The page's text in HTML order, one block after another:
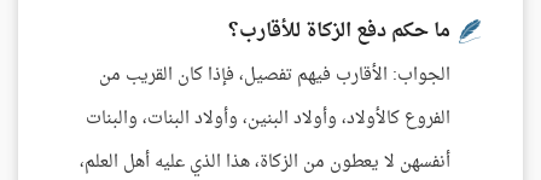
ما حكم دفع الزكاة للأقارب؟
الجواب: الأقارب فيهم تفصيل، فإذا كان القريب من
الفروع كالأولاد، وأولاد البنين، وأولاد البنات، والبنات
أنفسهن لا يعطون من الزكاة، هذا الذي عليه أهل العلم،